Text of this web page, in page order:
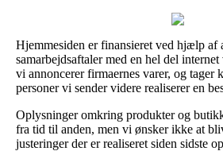
Hjemmesiden er finansieret ved hjælp af
samarbejdsaftaler med en hel del
vi annoncerer firmaernes varer, og tager
personer vi sender videre realiserer en
Oplysninger omkring produkter og
fra tid til anden, men vi ønsker ikke at
justeringer der er realiseret siden sidste